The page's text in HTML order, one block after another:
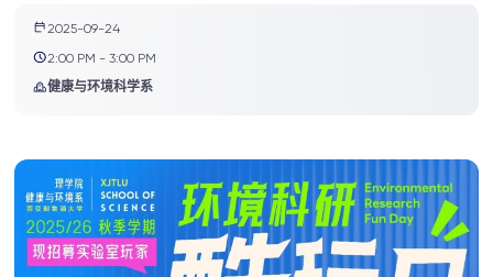
学院
关于我们
2025-09-24
2:00 PM - 3:00 PM
健康与环境科学系